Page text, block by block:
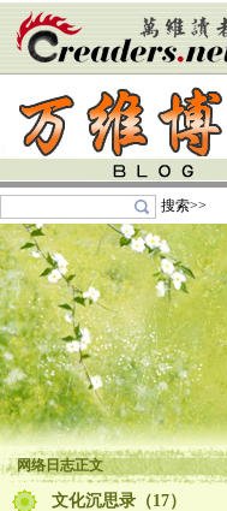
搜索>>
网络日志正文
文化沉思录（17）